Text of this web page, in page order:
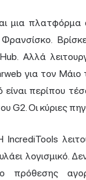
μια πλατφόρμα
Αλλά
για τον
είναι περίπου
G2. Οι κύριες
IncrediTools
λογισμικό.
πρόθεσης